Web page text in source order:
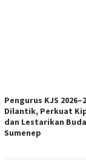
Pengurus KJS
Dilantik, Perkuat
dan Lestarikan
Sumenep